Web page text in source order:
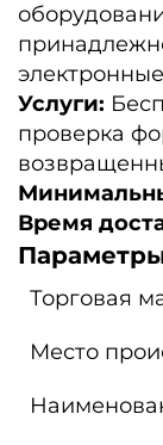
Услуги:
проверка
Время
Торговая
Место